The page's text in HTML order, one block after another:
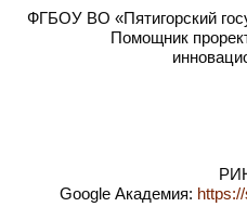
ФГБОУ ВО «Пятигорский
Помощник
Google Академия: